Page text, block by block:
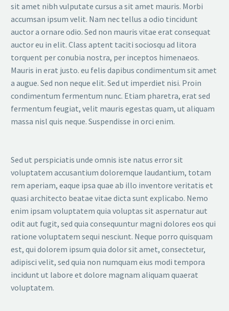
sit amet nibh vulputate cursus a sit amet mauris. Morbi
accumsan ipsum velit. Nam nec tellus a odio tincidunt
auctor a ornare odio. Sed non mauris vitae erat consequat
auctor eu in elit. Class aptent taciti sociosqu ad litora
torquent per conubia nostra, per inceptos himenaeos.
Mauris in erat justo. eu felis dapibus condimentum sit amet
a augue. Sed non neque elit. Sed ut imperdiet nisi. Proin
condimentum fermentum nunc. Etiam pharetra, erat sed
fermentum feugiat, velit mauris egestas quam, ut aliquam
massa nisl quis neque. Suspendisse in orci enim.
Sed ut perspiciatis unde omnis iste natus error sit
voluptatem accusantium doloremque laudantium, totam
rem aperiam, eaque ipsa quae ab illo inventore veritatis et
quasi architecto beatae vitae dicta sunt explicabo. Nemo
enim ipsam voluptatem quia voluptas sit aspernatur aut
odit aut fugit, sed quia consequuntur magni dolores eos qui
ratione voluptatem sequi nesciunt. Neque porro quisquam
est, qui dolorem ipsum quia dolor sit amet, consectetur,
adipisci velit, sed quia non numquam eius modi tempora
incidunt ut labore et dolore magnam aliquam quaerat
voluptatem.